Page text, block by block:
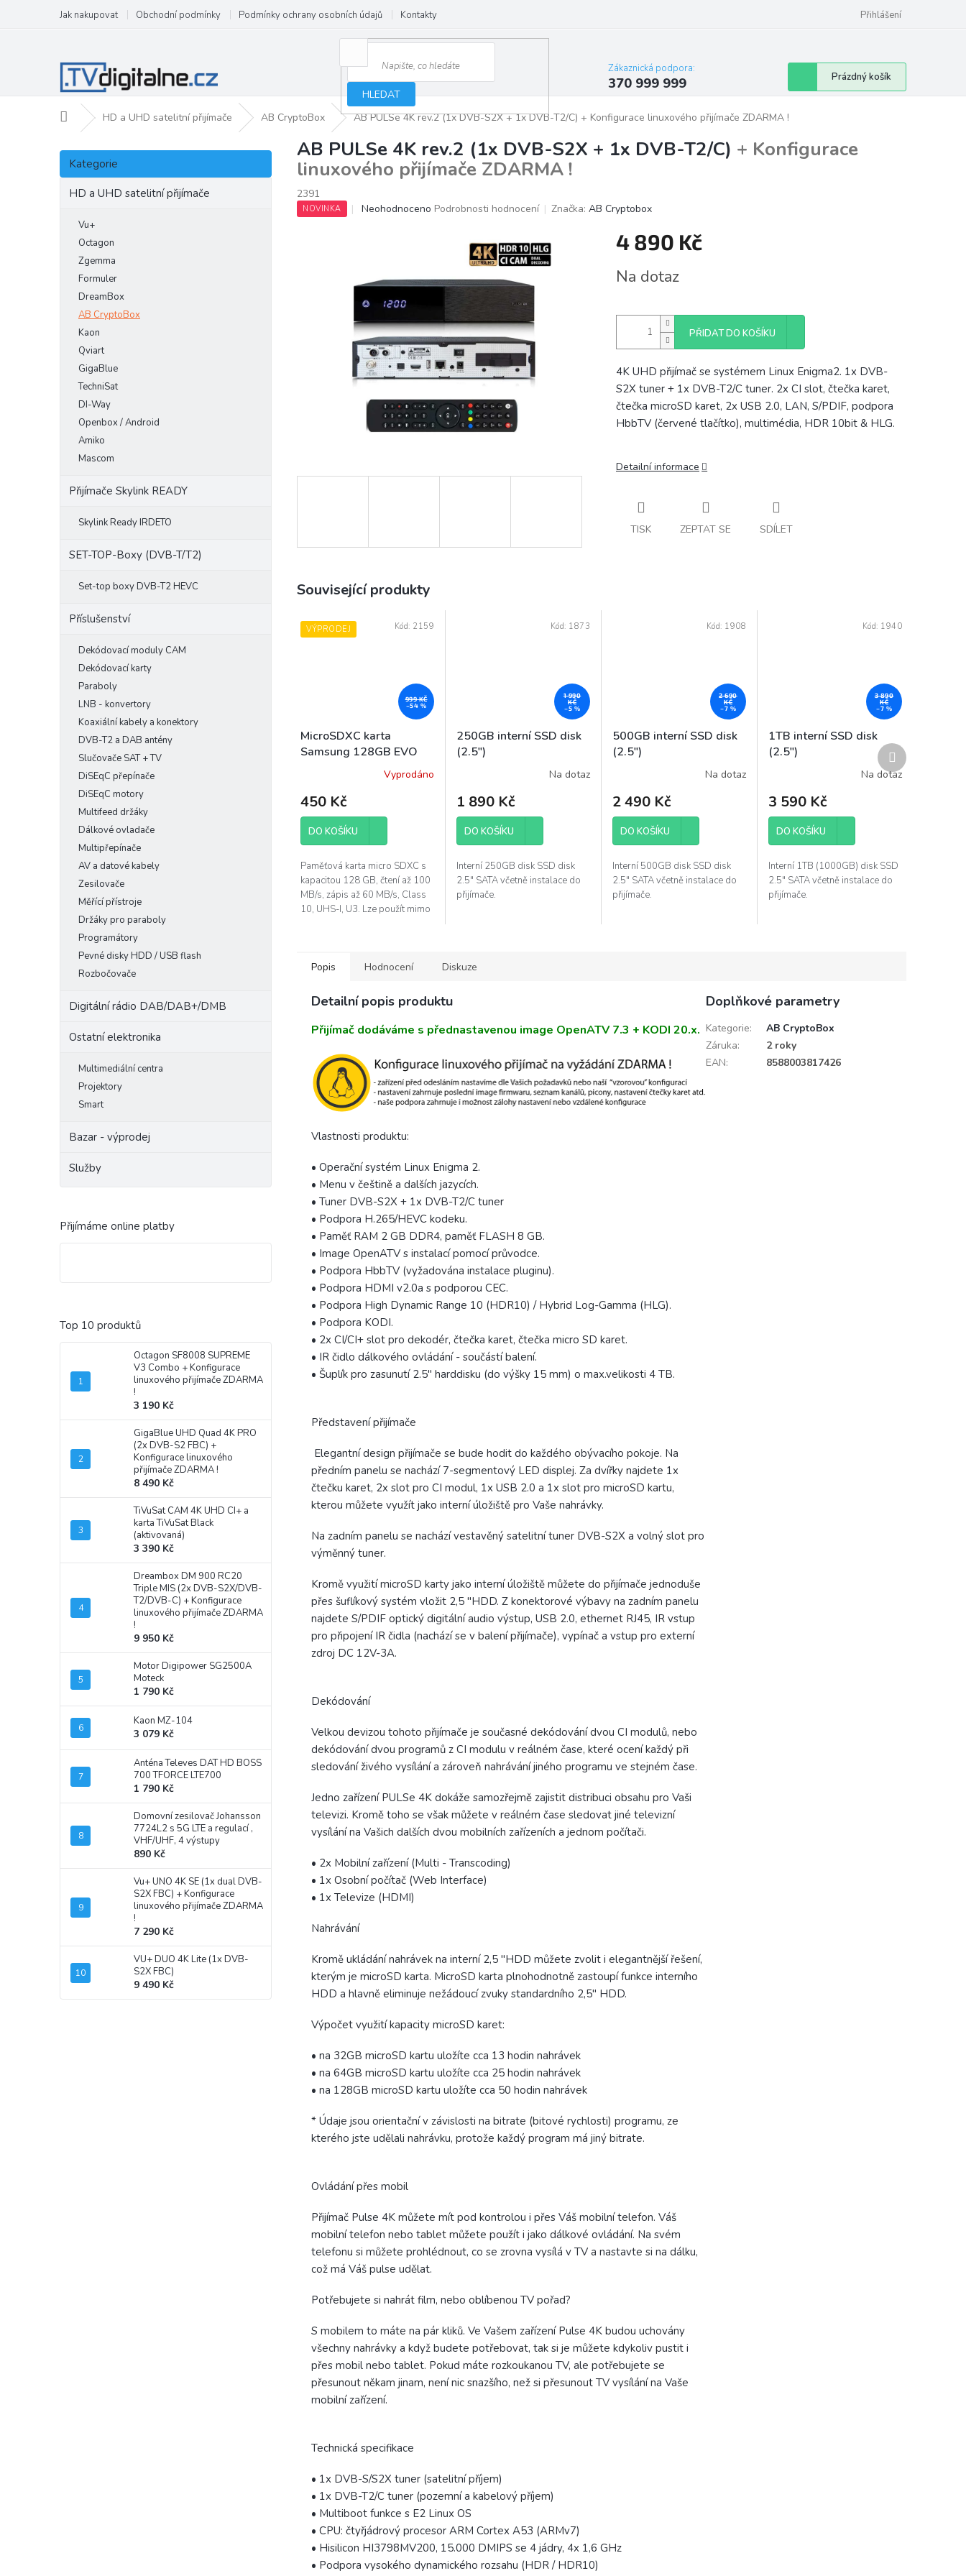
obsah
Jak nakupovat Obchodní podmínky Podmínky ochrany osobních údajů Kontakty Přihlášení
HLEDAT
Zákaznická podpora:
370 999 999
Nákupní
košík
Prázdný košík
Domů HD a UHD satelitní přijímače AB CryptoBox AB PULSe 4K rev.2 (1x DVB-S2X + 1x DVB-T2/C) + Konfigurace linuxového přijímače ZDARMA !
P
s
Přeskočit
kategorie
Kategorie
HD a UHD satelitní přijímače
Vu+
Octagon
Zgemma
Formuler
DreamBox
AB CryptoBox
Kaon
Qviart
GigaBlue
TechniSat
DI-Way
Openbox / Android
Amiko
Mascom
Přijímače Skylink READY
Skylink Ready IRDETO
SET-TOP-Boxy (DVB-T/T2)
Set-top boxy DVB-T2 HEVC
Příslušenství
Dekódovací moduly CAM
Dekódovací karty
Paraboly
LNB - konvertory
Koaxiální kabely a konektory
DVB-T2 a DAB antény
Slučovače SAT + TV
DiSEqC přepínače
DiSEqC motory
Multifeed držáky
Dálkové ovladače
Multipřepínače
AV a datové kabely
Zesilovače
Měřící přístroje
Držáky pro paraboly
Programátory
Pevné disky HDD / USB flash
Rozbočovače
Digitální rádio DAB/DAB+/DMB
Ostatní elektronika
Multimediální centra
Projektory
Smart
Bazar - výprodej
Služby
Přijímáme online platby
Top 10 produktů
Octagon SF8008 SUPREME
V3 Combo + Konfigurace
linuxového přijímače ZDARMA
!
3 190 Kč
GigaBlue UHD Quad 4K PRO
(2x DVB-S2 FBC) +
Konfigurace linuxového
přijímače ZDARMA !
8 490 Kč
TiVuSat CAM 4K UHD CI+ a
karta TiVuSat Black
(aktivovaná)
3 390 Kč
Dreambox DM 900 RC20
Triple MIS (2x DVB-S2X/DVB-
T2/DVB-C) + Konfigurace
linuxového přijímače ZDARMA
!
9 950 Kč
Motor Digipower SG2500A
Moteck
1 790 Kč
Kaon MZ-104
3 079 Kč
Anténa Televes DAT HD BOSS
700 TFORCE LTE700
1 790 Kč
Domovní zesilovač Johansson
7724L2 s 5G LTE a regulací ,
VHF/UHF, 4 výstupy
890 Kč
Vu+ UNO 4K SE (1x dual DVB-
S2X FBC) + Konfigurace
linuxového přijímače ZDARMA
!
7 290 Kč
VU+ DUO 4K Lite (1x DVB-
S2X FBC)
9 490 Kč
AB PULSe 4K rev.2 (1x DVB-S2X + 1x DVB-T2/C) + Konfigurace
linuxového přijímače ZDARMA !
2391
NOVINKA
Průměrné
5
hvězdiček.
Neohodnoceno Podrobnosti hodnocení Značka: AB Cryptobox
4 890 Kč
cena:
Na dotaz
PŘIDAT DO KOŠÍKU
4K UHD přijímač se systémem Linux Enigma2. 1x DVB-
S2X tuner + 1x DVB-T2/C tuner. 2x CI slot, čtečka karet,
čtečka microSD karet, 2x USB 2.0, LAN, S/PDIF, podpora
HbbTV (červené tlačítko), multimédia, HDR 10bit & HLG.
Detailní informace
TISK ZEPTAT SE SDÍLET
Související produkty
VÝPRODEJ
999 KČ
–54 %
MicroSDXC karta
Samsung 128GB EVO
Vyprodáno
450 Kč
DO KOŠÍKU
Paměťová karta micro SDXC s
kapacitou 128 GB, čtení až 100
MB/s, zápis až 60 MB/s, Class
10, UHS-I, U3. Lze použít mimo
Kód: 2159
1 990
KČ
–5 %
250GB interní SSD disk
(2.5")
Na dotaz
1 890 Kč
DO KOŠÍKU
Interní 250GB disk SSD disk
2.5" SATA včetně instalace do
přijímače.
Kód: 1873
2 690
KČ
–7 %
500GB interní SSD disk
(2.5")
Na dotaz
2 490 Kč
DO KOŠÍKU
Interní 500GB disk SSD disk
2.5" SATA včetně instalace do
přijímače.
Kód: 1908
3 890
KČ
–7 %
1TB interní SSD disk
(2.5")
Na dotaz
3 590 Kč
DO KOŠÍKU
Interní 1TB (1000GB) disk SSD
2.5" SATA včetně instalace do
přijímače.
Kód: 1940
Další
produkt
Popis Hodnocení Diskuze
Detailní popis produktu
Přijímač dodáváme s přednastavenou image OpenATV 7.3 + KODI 20.x.
Vlastnosti produktu:
• Operační systém Linux Enigma 2.
• Menu v češtině a dalších jazycích.
• Tuner DVB-S2X + 1x DVB-T2/C tuner
• Podpora H.265/HEVC kodeku.
• Paměť RAM 2 GB DDR4, paměť FLASH 8 GB.
• Image OpenATV s instalací pomocí průvodce.
• Podpora HbbTV (vyžadována instalace pluginu).
• Podpora HDMI v2.0a s podporou CEC.
• Podpora High Dynamic Range 10 (HDR10) / Hybrid Log-Gamma (HLG).
• Podpora KODI.
• 2x CI/CI+ slot pro dekodér, čtečka karet, čtečka micro SD karet.
• IR čidlo dálkového ovládání - součástí balení.
• Šuplík pro zasunutí 2.5" harddisku (do výšky 15 mm) o max.velikosti 4 TB.
Představení přijímače
Elegantní design přijímače se bude hodit do každého obývacího pokoje. Na
předním panelu se nachází 7-segmentový LED displej. Za dvířky najdete 1x
čtečku karet, 2x slot pro CI modul, 1x USB 2.0 a 1x slot pro microSD kartu,
kterou můžete využít jako interní úložiště pro Vaše nahrávky.
Na zadním panelu se nachází vestavěný satelitní tuner DVB-S2X a volný slot pro
výměnný tuner.
Kromě využití microSD karty jako interní úložiště můžete do přijímače jednoduše
přes šuflíkový systém vložit 2,5 "HDD. Z konektorové výbavy na zadním panelu
najdete S/PDIF optický digitální audio výstup, USB 2.0, ethernet RJ45, IR vstup
pro připojení IR čidla (nachází se v balení přijímače), vypínač a vstup pro externí
zdroj DC 12V-3A.
Dekódování
Velkou devizou tohoto přijímače je současné dekódování dvou CI modulů, nebo
dekódování dvou programů z CI modulu v reálném čase, které ocení každý při
sledování živého vysílání a zároveň nahrávání jiného programu ve stejném čase.
Jedno zařízení PULSe 4K dokáže samozřejmě zajistit distribuci obsahu pro Vaši
televizi. Kromě toho se však můžete v reálném čase sledovat jiné televizní
vysílání na Vašich dalších dvou mobilních zařízeních a jednom počítači.
• 2x Mobilní zařízení (Multi - Transcoding)
• 1x Osobní počítač (Web Interface)
• 1x Televize (HDMI)
Nahrávání
Kromě ukládání nahrávek na interní 2,5 "HDD můžete zvolit i elegantnější řešení,
kterým je microSD karta. MicroSD karta plnohodnotně zastoupí funkce interního
HDD a hlavně eliminuje nežádoucí zvuky standardního 2,5" HDD.
Výpočet využití kapacity microSD karet:
• na 32GB microSD kartu uložíte cca 13 hodin nahrávek
• na 64GB microSD kartu uložíte cca 25 hodin nahrávek
• na 128GB microSD kartu uložíte cca 50 hodin nahrávek
* Údaje jsou orientační v závislosti na bitrate (bitové rychlosti) programu, ze
kterého jste udělali nahrávku, protože každý program má jiný bitrate.
Ovládání přes mobil
Přijímač Pulse 4K můžete mít pod kontrolou i přes Váš mobilní telefon. Váš
mobilní telefon nebo tablet můžete použít i jako dálkové ovládání. Na svém
telefonu si můžete prohlédnout, co se zrovna vysílá v TV a nastavte si na dálku,
což má Váš pulse udělat.
Potřebujete si nahrát film, nebo oblíbenou TV pořad?
S mobilem to máte na pár kliků. Ve Vašem zařízení Pulse 4K budou uchovány
všechny nahrávky a když budete potřebovat, tak si je můžete kdykoliv pustit i
přes mobil nebo tablet. Pokud máte rozkoukanou TV, ale potřebujete se
přesunout někam jinam, není nic snazšího, než si přesunout TV vysílání na Vaše
mobilní zařízení.
Technická specifikace
• 1x DVB-S/S2X tuner (satelitní příjem)
• 1x DVB-T2/C tuner (pozemní a kabelový příjem)
• Multiboot funkce s E2 Linux OS
• CPU: čtyřjádrový procesor ARM Cortex A53 (ARMv7)
• Hisilicon HI3798MV200, 15.000 DMIPS se 4 jádry, 4x 1,6 GHz
• Podpora vysokého dynamického rozsahu (HDR / HDR10)
Doplňkové parametry
Kategorie:
AB CryptoBox
Záruka:
2 roky
EAN: 8588003817426